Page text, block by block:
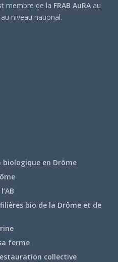
membre de la FRAB AuRA au
au niveau national.
biologique en Drôme
bio de la Drôme et de
ferme
collective